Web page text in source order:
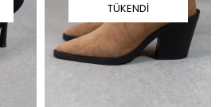
TÜKENDI